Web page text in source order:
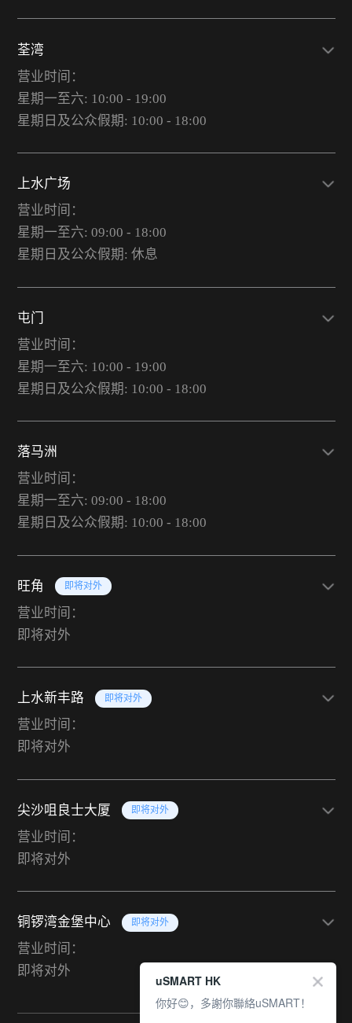
荃湾
营业时间：
星期一至六: 10:00 - 19:00
星期日及公众假期: 10:00 - 18:00
上水广场
营业时间：
星期一至六: 09:00 - 18:00
星期日及公众假期: 休息
屯门
营业时间：
星期一至六: 10:00 - 19:00
星期日及公众假期: 10:00 - 18:00
落马洲
营业时间：
星期一至六: 09:00 - 18:00
星期日及公众假期: 10:00 - 18:00
旺角 即将对外
营业时间：
即将对外
上水新丰路 即将对外
营业时间：
即将对外
尖沙咀良士大厦 即将对外
营业时间：
即将对外
铜锣湾金堡中心 即将对外
营业时间：
即将对外
uSMART HK
你好😊，多謝你聯絡uSMART！